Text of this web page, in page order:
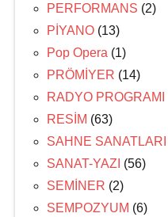
PERFORMANS (2)
PİYANO (13)
Pop Opera (1)
PRÖMİYER (14)
RADYO PROGRAMI
RESİM (63)
SAHNE SANATLARI
SANAT-YAZI (56)
SEMİNER (2)
SEMPOZYUM (6)